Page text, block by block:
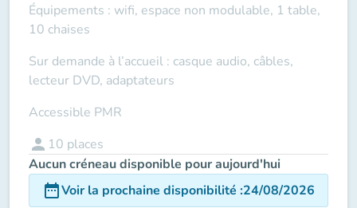
Équipements : wifi, espace non modulable, 1 table,
10 chaises
Sur demande à l’accueil : casque audio, câbles,
lecteur DVD, adaptateurs
Accessible PMR
person 10 places
Aucun créneau disponible pour aujourd'hui
date_rangeVoir la prochaine disponibilité :24/08/2026